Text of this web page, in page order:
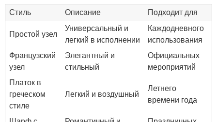
Стиль Описание
Подходит для
Простой узел
Универсальный и
легкий в исполнении
Каждодневного
использования
Французский
узел
Элегантный и
стильный
Официальных
мероприятий
Платок в
греческом
стиле
Легкий и воздушный
Летнего
времени года